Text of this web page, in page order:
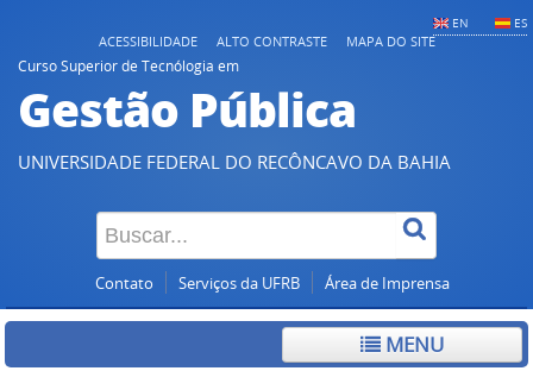
EN ES
ACESSIBILIDADE ALTO CONTRASTE
MAPA DO SITE
Curso Superior de Tecnólogia em
Gestão Pública
UNIVERSIDADE FEDERAL DO RECÔNCAVO DA BAHIA
Contato Serviços da UFRB Área de Imprensa
MENU